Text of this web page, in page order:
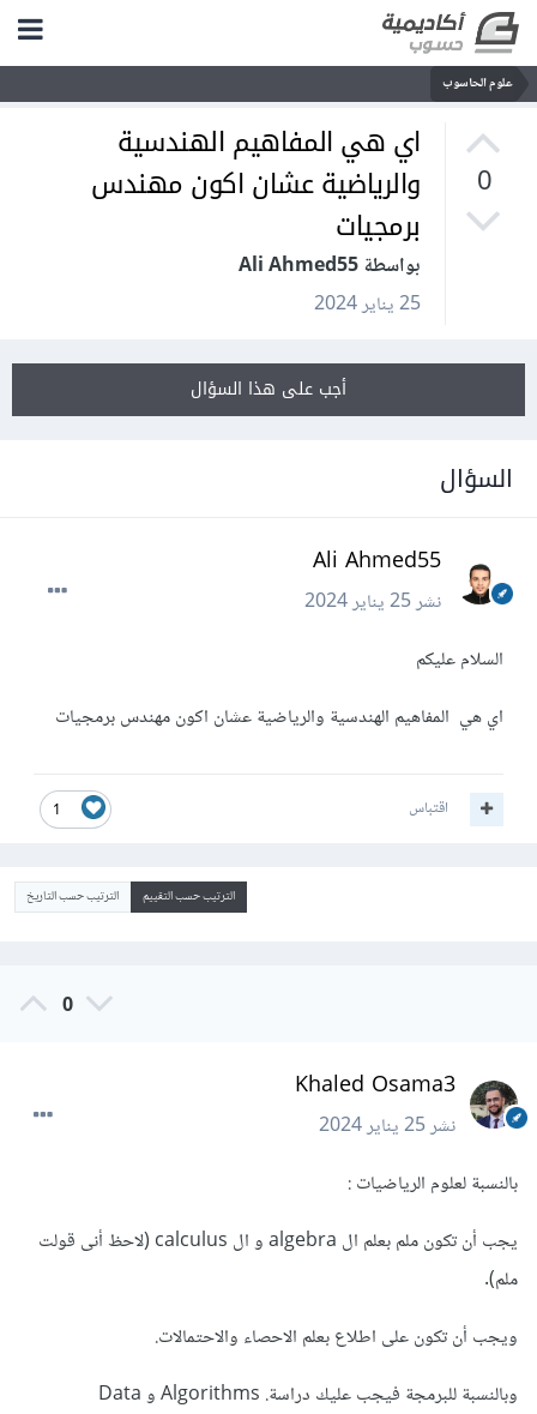
علوم الحاسوب
0
اي هي المفاهيم الهندسية
والرياضية عشان اكون مهندس
برمجيات
بواسطة Ali Ahmed55
25 يناير 2024
أجب على هذا السؤال
السؤال
Ali Ahmed55
نشر25 يناير 2024
السلام عليكم
اي هي المفاهيم الهندسية والرياضية عشان اكون مهندس برمجيات
1 اقتباس
الترتيب حسب التقييم الترتيب حسب التاريخ
0
Khaled Osama3
نشر25 يناير 2024
بالنسبة لعلوم الرياضيات
يجب أن تكون ملم بعلم ال algebra و ال calculus (لاحظ أنى قولت
ملم).
ويجب أن تكون على اطلاع بعلم الاحصاء والاحتمالات.
وبالنسبة للبرمجة فيجب عليك دراسة. Algorithms و Data